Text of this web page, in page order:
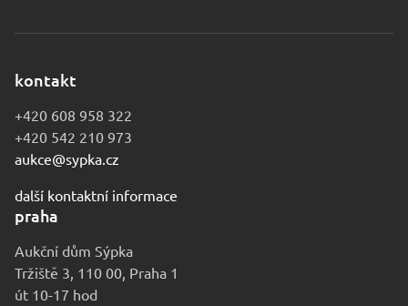
kontakt
+420 608 958 322
+420 542 210 973
aukce@sypka.cz
další kontaktní informace
praha
Aukční dům Sýpka
Tržiště 3, 110 00, Praha 1
út 10-17 hod